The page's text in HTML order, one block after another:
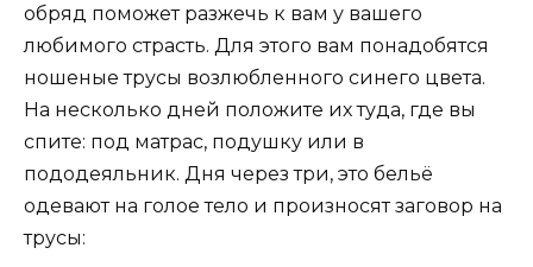
обряд поможет разжечь к вам у вашего
любимого страсть. Для этого вам понадобятся
ношеные трусы возлюбленного синего цвета.
На несколько дней положите их туда, где вы
спите: под матрас, подушку или в
пододеяльник. Дня через три, это бельё
одевают на голое тело и произносят заговор на
трусы: